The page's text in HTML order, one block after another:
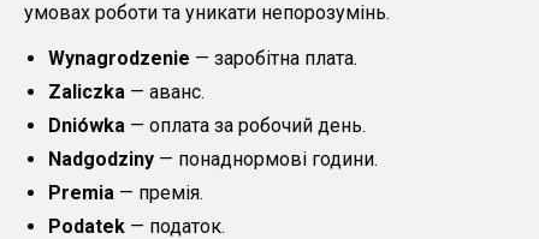
умовах роботи та уникати непорозумінь.
Wynagrodzenie — заробітна плата.
Zaliczka — аванс.
Dniówka — оплата за робочий день.
Nadgodziny — понаднормові години.
Premia — премія.
Podatek — податок.